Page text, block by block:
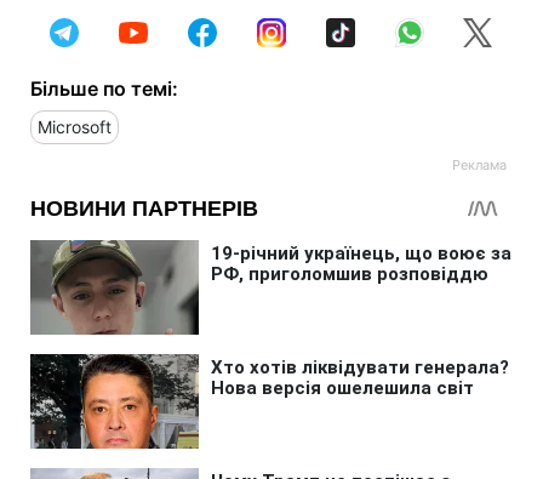
Більше по темі:
Microsoft